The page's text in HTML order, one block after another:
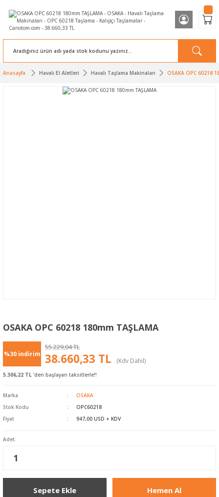
Anasayfa Havalı El Aletleri Havalı Taşlama Makinaları OSAKA OPC 60218
OSAKA OPC 60218 180mm TAŞLAMA
%30 indirim
55.229,04 TL
38.660,33 TL (Kdv Dahil)
5.306,22 TL 'den başlayan taksitlerle!!
Marka
OSAKA
Stok Kodu
OPC60218
Fiyat
947,00 USD + KDV
Adet:
Sepete Ekle Hemen Al